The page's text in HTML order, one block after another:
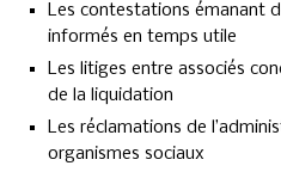
Les contestations émanant
informés en temps utile
Les litiges entre associés
de la liquidation
Les réclamations de
organismes sociaux